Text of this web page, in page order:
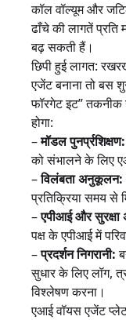
कॉल वॉल्यूम और
ढाँचे की लागतें प्रति
बढ़ सकती हैं।
छिपी हुई लागत:
एजेंट बनाना तो
फॉरगेट इट” तकनीक
होगा:
–मॉडल पुनर्प्रशिक्षण:
को संभालने के लिए
–विलंबता अनुकूलन:
प्रतिक्रिया समय
–एपीआई और
पक्ष के एपीआई में
–प्रदर्शन निगरानी:
सुधार के लिए लॉग,
विश्लेषण करना।
एआई वॉयस एजेंट